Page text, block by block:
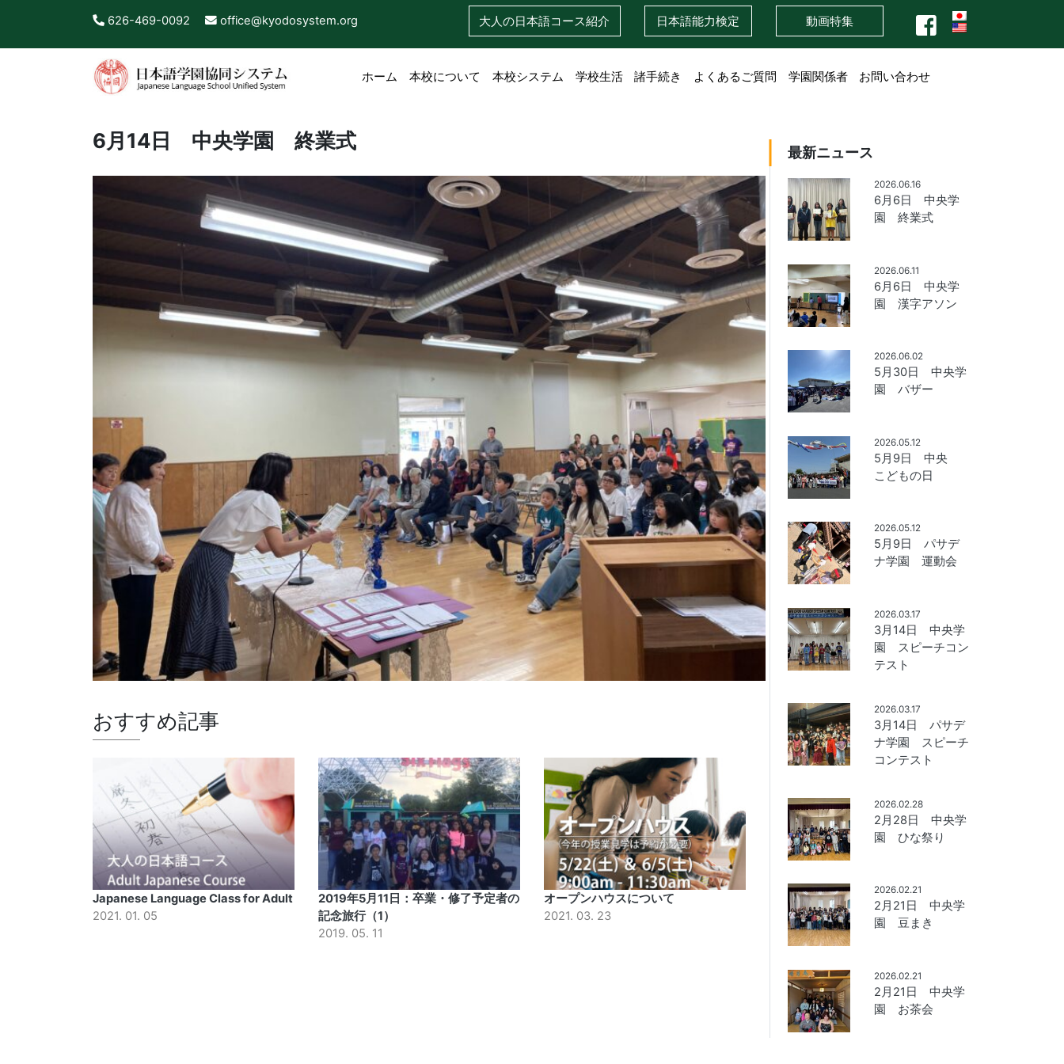
626-469-0092 office@kyodosystem.org 大人の日本語コース紹介 日本語能力検定 動画特集
ホーム 本校について 本校システム 学校生活 諸手続き よくあるご質問 学園関係者 お問い合わせ
6月14日 中央学園 終業式
おすすめ記事
Japanese Language Class for Adult
2021. 01. 05
2019年5月11日：卒業・修了予定者の
記念旅行（1）
2019. 05. 11
オープンハウスについて
2021. 03. 23
最新ニュース
2026.06.16
6月6日 中央学
園 終業式
2026.06.11
6月6日 中央学
園 漢字アソン
2026.06.02
5月30日 中央学
園 バザー
2026.05.12
5月9日 中央
こどもの日
2026.05.12
5月9日 パサデ
ナ学園 運動会
2026.03.17
3月14日 中央学
園 スピーチコン
テスト
2026.03.17
3月14日 パサデ
ナ学園 スピーチ
コンテスト
2026.02.28
2月28日 中央学
園 ひな祭り
2026.02.21
2月21日 中央学
園 豆まき
2026.02.21
2月21日 中央学
園 お茶会